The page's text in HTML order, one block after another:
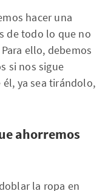
hacer una
de todo lo que no
ello, debemos
si nos sigue
ya sea tirándolo,
ahorremos
la ropa en